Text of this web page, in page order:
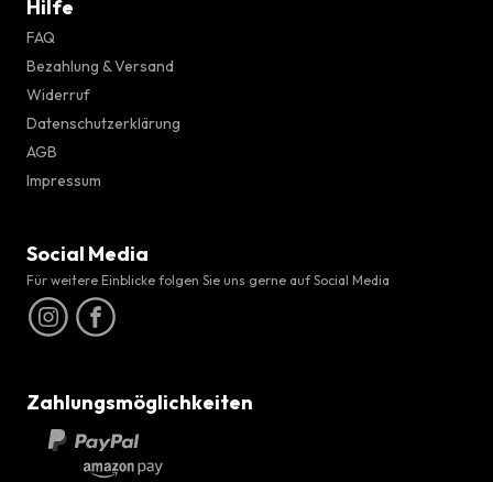
Hilfe
FAQ
Bezahlung & Versand
Widerruf
Datenschutzerklärung
AGB
Impressum
Social Media
Für weitere Einblicke folgen Sie uns gerne auf Social Media
Zahlungsmöglichkeiten